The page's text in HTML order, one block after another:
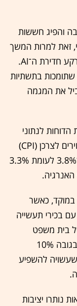
והפיג חששות
זאת למרות המשך
קיצוצי כוח האדם בענף הטכנולוגיה על רקע חדירת ה־AI.
שתומכות בתשתיות
את המגמה
לנתוני
המאקרו, ובראשם האינפלציה. מדד המחירים לצרכן (CPI)
לחודש אפריל צפוי להצביע על האצה ל־3.8% לעומת 3.3%
במוקד, כאשר
בכירי תעשייה
בית משפט
בינלאומי שביטלה את המכסים הגורפים בגובה 10%
להשפיע
נותרו יציבות